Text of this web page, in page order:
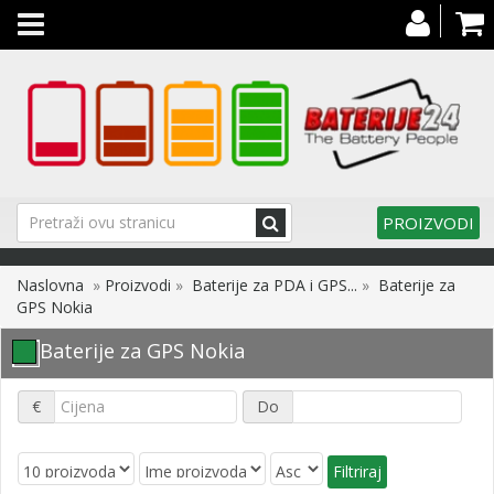
Toggle
navigation
PROIZVODI
Naslovna » Proizvodi » Baterije za PDA i GPS... » Baterije za
GPS Nokia
Baterije za GPS Nokia
€ Do